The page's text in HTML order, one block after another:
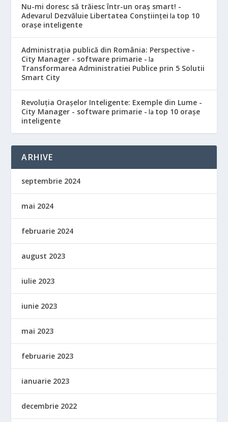
Nu-mi doresc să trăiesc într-un oraș smart! -
Adevarul Dezvăluie Libertatea Conștiinței la top 10
orașe inteligente
Administrația publică din România: Perspective -
City Manager - software primarie - la
Transformarea Administratiei Publice prin 5 Solutii
Smart City
Revoluția Orașelor Inteligente: Exemple din Lume -
City Manager - software primarie - la top 10 orașe
inteligente
ARHIVE
septembrie 2024
mai 2024
februarie 2024
august 2023
iulie 2023
iunie 2023
mai 2023
februarie 2023
ianuarie 2023
decembrie 2022